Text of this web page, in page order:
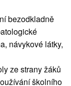
bezodkladně
návykové látky,
ze strany žáků
školního